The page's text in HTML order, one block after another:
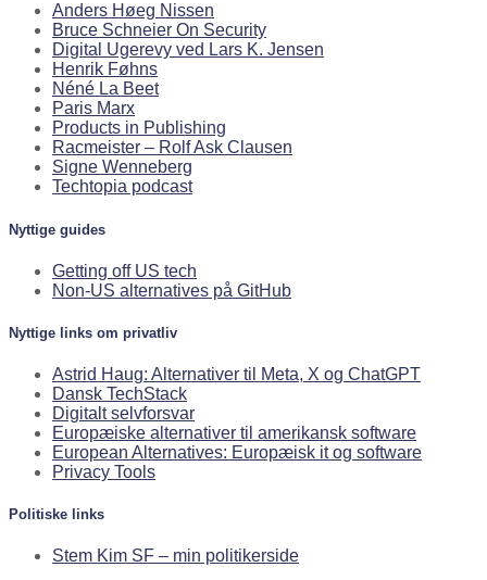
Anders Høeg Nissen
Bruce Schneier On Security
Digital Ugerevy ved Lars K. Jensen
Henrik Føhns
Néné La Beet
Paris Marx
Products in Publishing
Racmeister – Rolf Ask Clausen
Signe Wenneberg
Techtopia podcast
Nyttige guides
Getting off US tech
Non-US alternatives på GitHub
Nyttige links om privatliv
Astrid Haug: Alternativer til Meta, X og ChatGPT
Dansk TechStack
Digitalt selvforsvar
Europæiske alternativer til amerikansk software
European Alternatives: Europæisk it og software
Privacy Tools
Politiske links
Stem Kim SF – min politikerside